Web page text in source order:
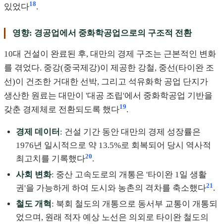
있었다18.
영향: 경공업에서 중화학공업으로의 구조적 전환
10대 건설이 완료된 후, 대만의 경제 구조는 근본적인 변화
를 겪었다. 중강(중국제강)이 제공한 강철, 중선(타이완 조
선)이 건조한 거대한 선박, 그리고 석유화학 공업 단지가
생산한 원료는 대만이 '대공 조립'에서 중화학공업 기반을
갖춘 경제체로 전환되도록 했다19.
경제 데이터 : 건설 기간 동안 대만의 경제 성장률은
1976년 일시적으로 약 13.5%로 회복되어 당시 역사적
최고치를 기록했다20.
사회 변화: 중산 고속도로의 개통은 '타이완 1일 생활
권'을 가능하게 하여 도시와 농촌의 격차를 축소했다21 .
철도 개혁 : 북회 철도의 개통으로 동서부 교통이 개통되
었으며, 원래 적자 예상 노선은 의외로 타이완 철도의